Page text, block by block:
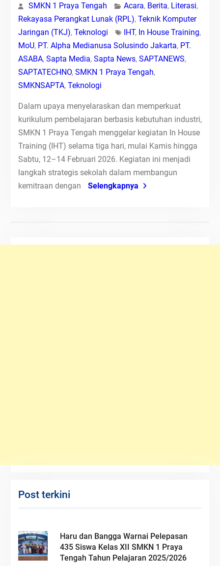
SMKN 1 Praya Tengah Acara, Berita, Literasi,
Rekayasa Perangkat Lunak (RPL), Teknik Komputer
Jaringan (TKJ), Teknologi IHT, In House Training,
MoU, PT. Alpha Medianusa Solusindo Jakarta, PT.
ASABA, Sapta Media, Sapta News, SAPTANEWS,
SAPTATECHNO, SMKN 1 Praya Tengah,
SMKNSAPTA, Teknologi
Dalam upaya menyelaraskan dan memperkuat
kurikulum pembelajaran berbasis kebutuhan industri,
SMKN 1 Praya Tengah menggelar kegiatan In House
Training (IHT) selama tiga hari, mulai Kamis hingga
Sabtu, 12–14 Februari 2026. Kegiatan ini menjadi
langkah strategis sekolah dalam membangun
kemitraan dengan
Selengkapnya
Post terkini
Haru dan Bangga Warnai Pelepasan
435 Siswa Kelas XII SMKN 1 Praya
Tengah Tahun Pelajaran 2025/2026